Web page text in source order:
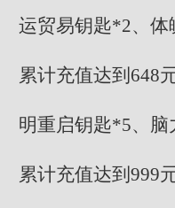
运贸易钥匙*2、体
累计充值达到648
明重启钥匙*5、脑
累计充值达到999